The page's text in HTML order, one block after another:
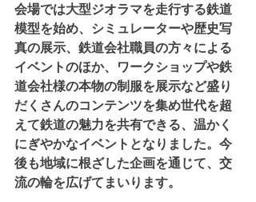
会場では大型ジオラマを走行する鉄道
模型を始め、シミュレーターや歴史写
真の展示、鉄道会社職員の方々による
イベントのほか、ワークショップや鉄
道会社様の本物の制服を展示など盛り
だくさんのコンテンツを集め世代を超
えて鉄道の魅力を共有できる、温かく
にぎやかなイベントとなりました。今
後も地域に根ざした企画を通じて、交
流の輪を広げてまいります。